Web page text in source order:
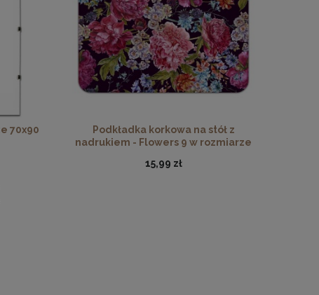
Florals
drewna
70x90
Podkładka korkowa na stół z
nadrukiem - Flowers 9 w rozmiarze
15,99 zł